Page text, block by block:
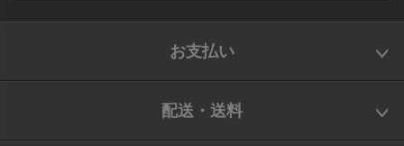
お支払い
配送・送料